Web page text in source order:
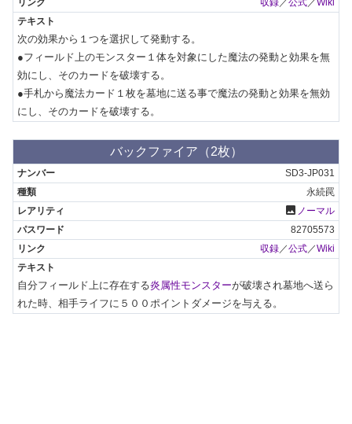
収録／ 公式／ Wiki
次の効果から１つを選択して発動する。
●フィールド上のモンスター１体を対象にした魔法の発動と効果を無
効にし、そのカードを破壊する。
●手札から魔法カード１枚を墓地に送る事で魔法の発動と効果を無効
にし、そのカードを破壊する。
バックファイア（2枚）
SD3-JP031
永続罠
photo ノーマル
82705573
収録／公式／Wiki
自分フィールド上に存在する炎属性モンスターが破壊され墓地へ送ら
れた時、相手ライフに５００ポイントダメージを与える。